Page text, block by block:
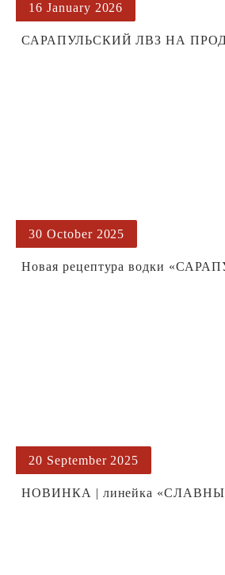
16 January 2026
САРАПУЛЬСКИЙ ЛВЗ НА
30 October 2025
Новая рецептура водки
20 September 2025
НОВИНКА | линейка